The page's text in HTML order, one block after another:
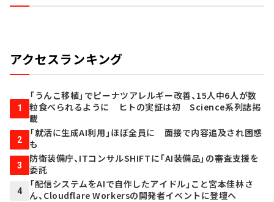
アクセスランキング
1
「うんこ移植」でピーナツアレルギー改善、15人中6人が数
粒食べられるように ヒトの実証は初 Science系列誌掲
載
2
「就活に生成AI利用」ほぼ全員に 面接で内容追及され困惑
も
3
防衛装備庁、ITコンサルSHIFTに「AI装備品」の審査支援を
委託
4
「配信システムをAIで自作したアイドル」こと宮本佳林さ
ん、Cloudflare Workersの開発者イベントに登壇へ